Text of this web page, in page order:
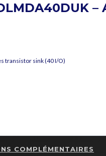
transistor sink (40 I/O)
COMPLÉMENTAIRES